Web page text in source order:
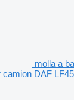
molla a
camion DAF